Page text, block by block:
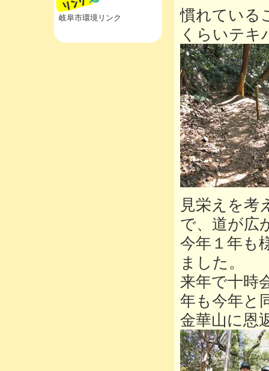
岐阜市環境リンク
慣れている
くらいテキ
見栄えを考
で、道が広
今年１年も
ました。
来年で十時
年も今年と
金華山に恩